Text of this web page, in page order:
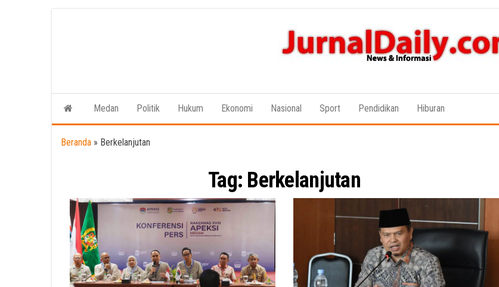
Informasi
Medan Politik Hukum Ekonomi Nasional Sport Pendidikan Hiburan
Beranda » Berkelanjutan
Tag: Berkelanjutan